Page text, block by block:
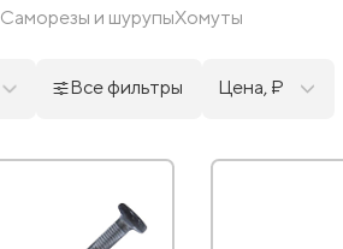
Саморезы и шурупыХомуты
Все фильтры Цена, ₽